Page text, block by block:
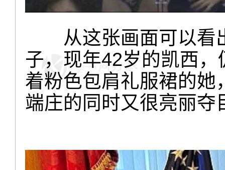
从这张画面可以看
子，现年42岁的凯西
着粉色包肩礼服裙的她
端庄的同时又很亮丽夺